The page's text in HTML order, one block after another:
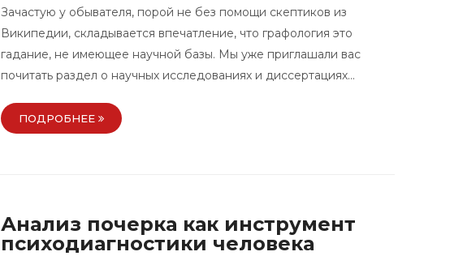
Зачастую у обывателя, порой не без помощи скептиков из
Википедии, складывается впечатление, что графология это
гадание, не имеющее научной базы. Мы уже приглашали вас
почитать раздел о научных исследованиях и диссертациях…
ПОДРОБНЕЕ
Анализ почерка как инструмент
психодиагностики человека